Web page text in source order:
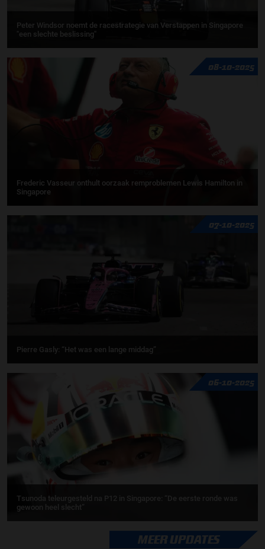
Peter Windsor noemt de racestrategie van Verstappen in Singapore
"een slechte beslissing"
08-10-2025
Frederic Vasseur onthult oorzaak remproblemen Lewis Hamilton in
Singapore
07-10-2025
Pierre Gasly: “Het was een lange middag”
06-10-2025
Tsunoda teleurgesteld na P12 in Singapore: “De eerste ronde was
gewoon heel slecht”
MEER UPDATES